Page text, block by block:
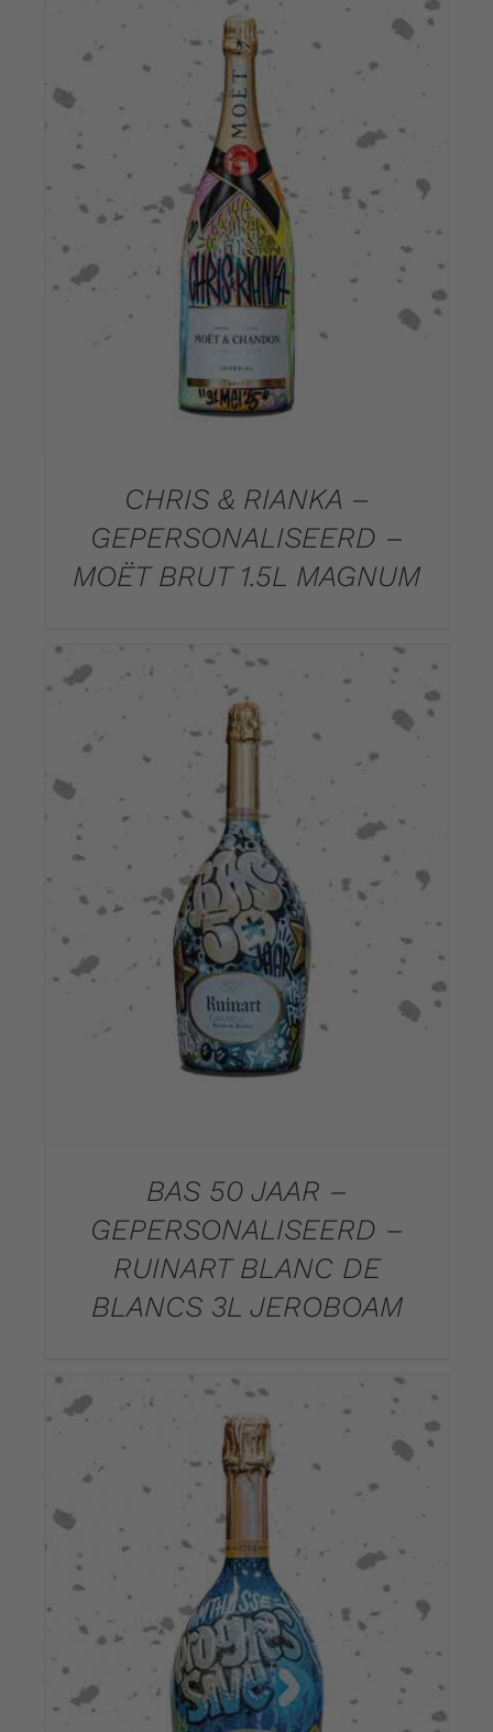
DETAILS
CHRIS & RIANKA –
GEPERSONALISEERD –
MOËT BRUT 1.5L MAGNUM
DETAILS
BAS 50 JAAR –
GEPERSONALISEERD –
RUINART BLANC DE
BLANCS 3L JEROBOAM
DETAILS